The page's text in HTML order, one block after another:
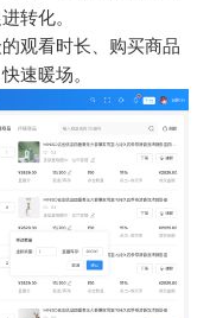
转化。
观看时长、购买商品
速暖场。